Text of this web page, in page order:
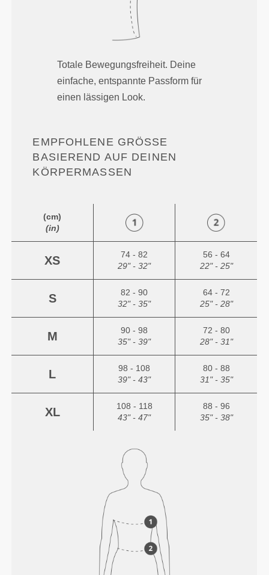
Totale Bewegungsfreiheit. Deine
einfache, entspannte Passform für
einen lässigen Look.
EMPFOHLENE GRÖSSE B
ASIEREND AUF DEINEN K
ÖRPERMASSEN
(cm)
(in)
XS
74 - 82
29" - 32"
56 - 64
22" - 25"
S
82 - 90
32" - 35"
64 - 72
25" - 28"
M
90 - 98
35" - 39"
72 - 80
28" - 31"
L
98 - 108
39" - 43"
80 - 88
31" - 35"
XL
108 - 118
43" - 47"
88 - 96
35" - 38"